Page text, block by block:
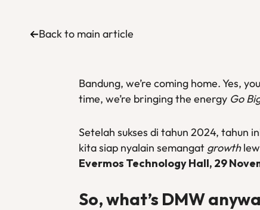
Back to main article
Bandung, we’re coming home. Yes,
time, we’re bringing the energy Go
Setelah sukses di tahun 2024, tahun
kita siap nyalain semangat growth
Evermos Technology Hall, 29
So, what’s DMW